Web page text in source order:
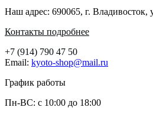
Наш адрес: 690065, г. Владивосток,
Контакты подробнее
+7 (914) 790 47 50
Email: kyoto-shop@mail.ru
График работы
Пн-ВС: с 10:00 до 18:00